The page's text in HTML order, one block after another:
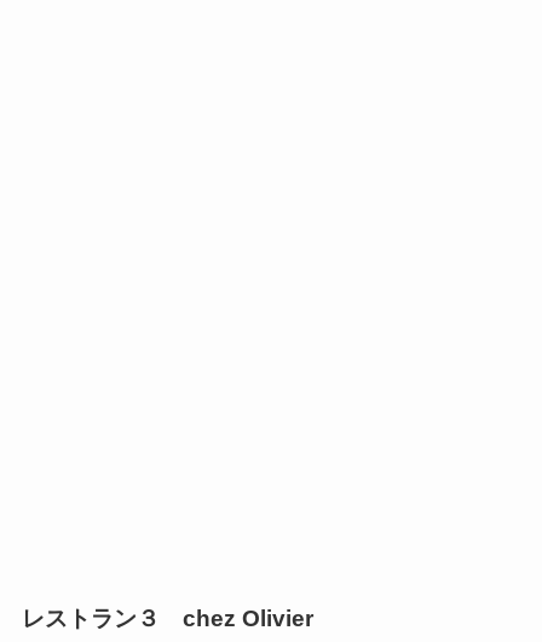
レストラン３ chez Olivier